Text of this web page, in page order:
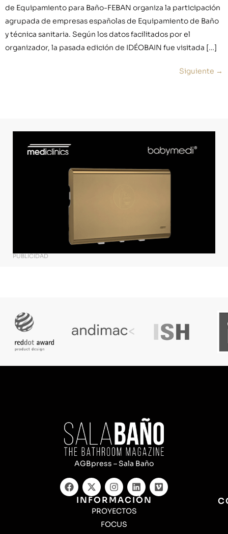
de Equipamiento para Baño-FEBAN organiza la participación
agrupada de empresas españolas de Equipamiento de Baño
y técnica sanitaria. Según los datos facilitados por el
organizador, la pasada edición de IDÉOBAIN fue visitada […]
Siguiente →
PUBLICIDAD
AGBpress – Sala Baño
INFORMACIÓN
PROYECTOS
FOCUS